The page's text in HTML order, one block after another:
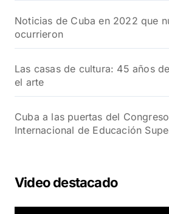
Noticias de Cuba en 2022 que
ocurrieron
Las casas de cultura: 45 años
el arte
Cuba a las puertas del Congreso
Internacional de Educación
Video destacado